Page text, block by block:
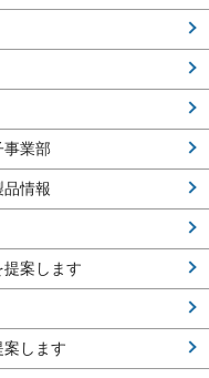
事業部
品情報
案します
します